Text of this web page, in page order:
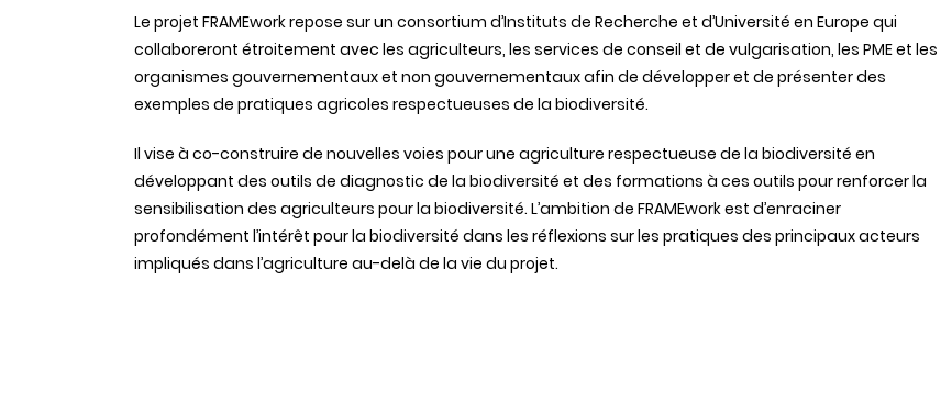
Le projet FRAMEwork repose sur un consortium d’Instituts de Recherche et d’Université en Europe qui
collaboreront étroitement avec les agriculteurs, les services de conseil et de vulgarisation, les PME et les
organismes gouvernementaux et non gouvernementaux afin de développer et de présenter des
exemples de pratiques agricoles respectueuses de la biodiversité.
Il vise à co-construire de nouvelles voies pour une agriculture respectueuse de la biodiversité en
développant des outils de diagnostic de la biodiversité et des formations à ces outils pour renforcer la
sensibilisation des agriculteurs pour la biodiversité. L’ambition de FRAMEwork est d’enraciner
profondément l’intérêt pour la biodiversité dans les réflexions sur les pratiques des principaux acteurs
impliqués dans l’agriculture au-delà de la vie du projet.